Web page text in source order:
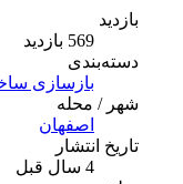
دسته‌بندی
بازسازی ساختمان
شهر / محله
اصفهان
تاریخ انتشار